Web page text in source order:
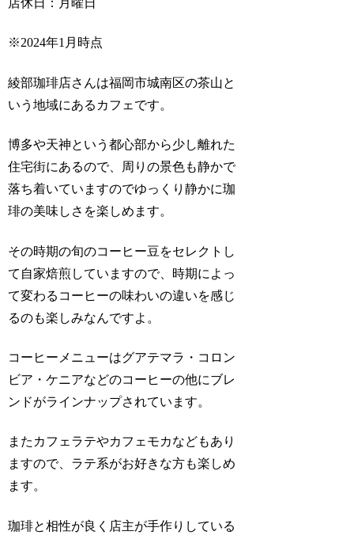
店休日：月曜日
※2024年1月時点
綾部珈琲店さんは福岡市城南区の茶山と
いう地域にあるカフェです。
博多や天神という都心部から少し離れた
住宅街にあるので、周りの景色も静かで
落ち着いていますのでゆっくり静かに珈
琲の美味しさを楽しめます。
その時期の旬のコーヒー豆をセレクトし
て自家焙煎していますので、時期によっ
て変わるコーヒーの味わいの違いを感じ
るのも楽しみなんですよ。
コーヒーメニューはグアテマラ・コロン
ビア・ケニアなどのコーヒーの他にブレ
ンドがラインナップされています。
またカフェラテやカフェモカなどもあり
ますので、ラテ系がお好きな方も楽しめ
ます。
珈琲と相性が良く店主が手作りしている